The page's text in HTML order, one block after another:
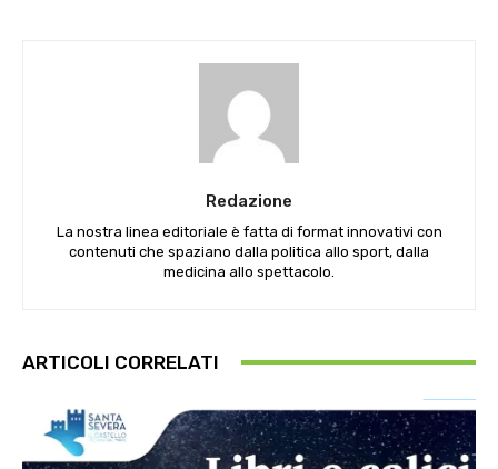
Redazione
La nostra linea editoriale è fatta di format innovativi con
contenuti che spaziano dalla politica allo sport, dalla
medicina allo spettacolo.
ARTICOLI CORRELATI